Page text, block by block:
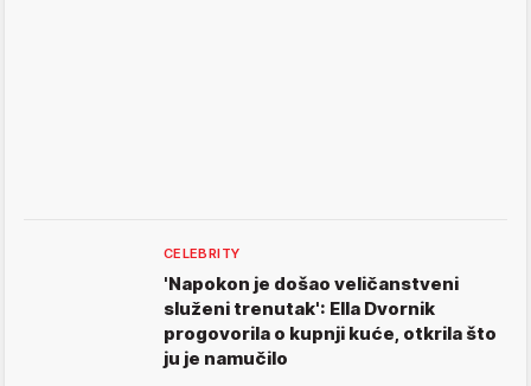
CELEBRITY
'Napokon je došao veličanstveni
služeni trenutak': Ella Dvornik
progovorila o kupnji kuće, otkrila što
ju je namučilo